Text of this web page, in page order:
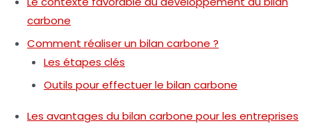
carbone
Comment réaliser un bilan carbone ?
Les étapes clés
Outils pour effectuer le bilan carbone
Les avantages du bilan carbone pour les entreprises